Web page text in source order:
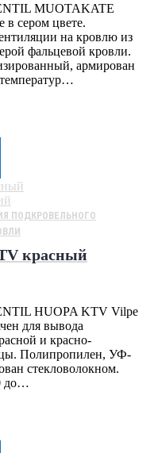
MUOTAKATE
сером цвете.
на кровлю из
фальцевой кровли.
армирован
ПОДКРОВЕЛЬНОГО
красный
HUOPA KTV Vilpe
для вывода
и красно-
Полипропилен, УФ-
стекловолокном.
до…